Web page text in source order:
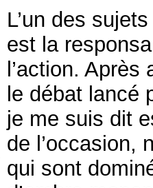
L’un des
est la
l’action. Après
le débat lancé
je me suis dit
de l’occasion,
qui sont